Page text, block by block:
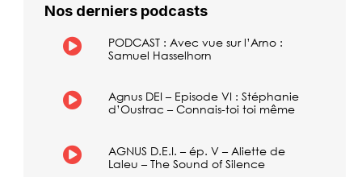
Nos derniers podcasts
PODCAST : Avec vue sur l’Arno :
Samuel Hasselhorn
Agnus DEI – Episode VI : Stéphanie
d’Oustrac – Connais-toi toi même
AGNUS D.E.I. – ép. V – Aliette de
Laleu – The Sound of Silence